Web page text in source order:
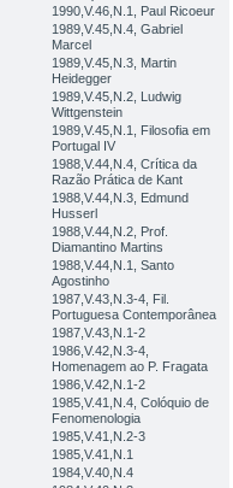
1990,V.46,N.1, Paul Ricoeur
1989,V.45,N.4, Gabriel
Marcel
1989,V.45,N.3, Martin
Heidegger
1989,V.45,N.2, Ludwig
Wittgenstein
1989,V.45,N.1, Filosofia em
Portugal IV
1988,V.44,N.4, Crítica da
Razão Prática de Kant
1988,V.44,N.3, Edmund
Husserl
1988,V.44,N.2, Prof.
Diamantino Martins
1988,V.44,N.1, Santo
Agostinho
1987,V.43,N.3-4, Fil.
Portuguesa Contemporânea
1987,V.43,N.1-2
1986,V.42,N.3-4,
Homenagem ao P. Fragata
1986,V.42,N.1-2
1985,V.41,N.4, Colóquio de
Fenomenologia
1985,V.41,N.2-3
1985,V.41,N.1
1984,V.40,N.4